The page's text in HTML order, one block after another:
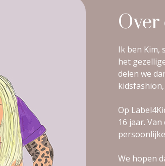
Over
Ik ben Kim,
het
delen we
Op
16 jaar.
We hopen